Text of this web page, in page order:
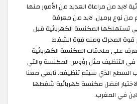
لابد من مراعاة العديد من الأمور منها
نوع برميل. لابد من معرفة
تستهلكها المكنسة الكهربائية قبل
قوة المحرك ومنه قوة الشفط
على ملحقات المكنسة الكهربائية
في التنظيف مثل رؤوس المكنسة والتي
السطح الذي سيتم تنظيفه. تابعي معنا
افضل مكنسة كهربائية شفطها
في المغرب.